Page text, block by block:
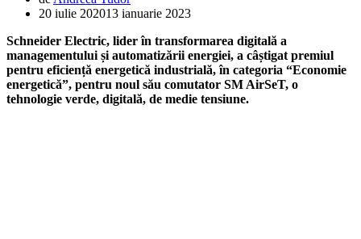
20 iulie 202013 ianuarie 2023
Schneider Electric, lider în transformarea digitală a
managementului și automatizării energiei, a câștigat premiul
pentru eficiență energetică industrială, în categoria “Economie
energetică”, pentru noul său comutator SM AirSeT, o
tehnologie verde, digitală, de medie tensiune.